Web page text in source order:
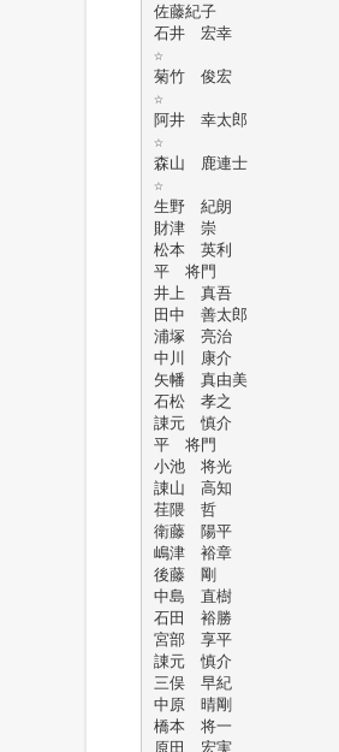
佐藤紀子
石井 宏幸
☆
菊竹 俊宏
☆
阿井 幸太郎
☆
森山 鹿連士
☆
生野 紀朗
財津 崇
松本 英利
平 将門
井上 真吾
田中 善太郎
浦塚 亮治
中川 康介
矢幡 真由美
石松 孝之
諌元 慎介
平 将門
小池 将光
諌山 高知
荏隈 哲
衛藤 陽平
嶋津 裕章
後藤 剛
中島 直樹
石田 裕勝
宮部 享平
諌元 慎介
三俣 早紀
中原 晴剛
橋本 将一
原田 宏実